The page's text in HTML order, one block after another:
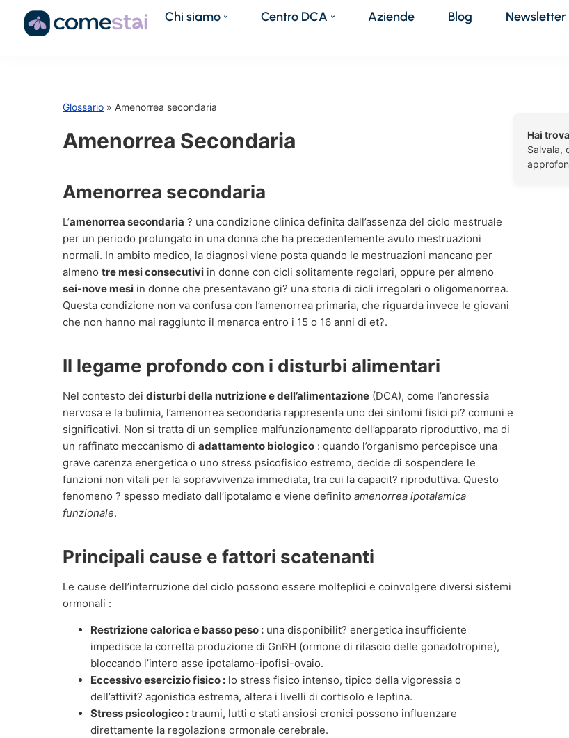
Chi siamo Centro DCA Aziende Blog Newsletter
Glossario » Amenorrea secondaria
Amenorrea Secondaria
Amenorrea secondaria
L’amenorrea secondaria ? una condizione clinica definita dall’assenza del ciclo mestruale
per un periodo prolungato in una donna che ha precedentemente avuto mestruazioni
normali. In ambito medico, la diagnosi viene posta quando le mestruazioni mancano per
almeno tre mesi consecutivi in donne con cicli solitamente regolari, oppure per almeno
sei-nove mesi in donne che presentavano gi? una storia di cicli irregolari o oligomenorrea.
Questa condizione non va confusa con l’amenorrea primaria, che riguarda invece le giovani
che non hanno mai raggiunto il menarca entro i 15 o 16 anni di et?.
Il legame profondo con i disturbi alimentari
Nel contesto dei disturbi della nutrizione e dell’alimentazione (DCA), come l’anoressia
nervosa e la bulimia, l’amenorrea secondaria rappresenta uno dei sintomi fisici pi? comuni e
significativi. Non si tratta di un semplice malfunzionamento dell’apparato riproduttivo, ma di
un raffinato meccanismo di adattamento biologico : quando l’organismo percepisce una
grave carenza energetica o uno stress psicofisico estremo, decide di sospendere le
funzioni non vitali per la sopravvivenza immediata, tra cui la capacit? riproduttiva. Questo
fenomeno ? spesso mediato dall’ipotalamo e viene definito amenorrea ipotalamica
funzionale.
Principali cause e fattori scatenanti
Le cause dell’interruzione del ciclo possono essere molteplici e coinvolgere diversi sistemi
ormonali :
Restrizione calorica e basso peso : una disponibilit? energetica insufficiente
impedisce la corretta produzione di GnRH (ormone di rilascio delle gonadotropine),
bloccando l’intero asse ipotalamo-ipofisi-ovaio.
Eccessivo esercizio fisico : lo stress fisico intenso, tipico della vigoressia o
dell’attivit? agonistica estrema, altera i livelli di cortisolo e leptina.
Stress psicologico : traumi, lutti o stati ansiosi cronici possono influenzare
direttamente la regolazione ormonale cerebrale.
Hai
Salvala,